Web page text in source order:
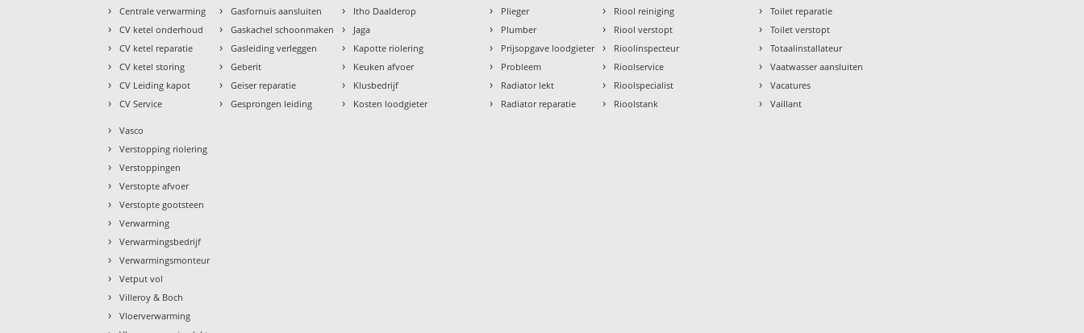
› Centrale verwarming
› CV ketel onderhoud
› CV ketel reparatie
› CV ketel storing
› CV Leiding kapot
› CV Service
› Gasfornuis aansluiten
› Gaskachel schoonmaken
› Gasleiding verleggen
› Geberit
› Geiser reparatie
› Gesprongen leiding
› Itho Daalderop
› Jaga
› Kapotte riolering
› Keuken afvoer
› Klusbedrijf
› Kosten loodgieter
› Plieger
› Plumber
› Prijsopgave loodgieter
› Probleem
› Radiator lekt
› Radiator reparatie
› Riool reiniging
› Riool verstopt
› Rioolinspecteur
› Rioolservice
› Rioolspecialist
› Rioolstank
› Toilet reparatie
› Toilet verstopt
› Totaalinstallateur
› Vaatwasser aansluiten
› Vacatures
› Vaillant
› Vasco
› Verstopping riolering
› Verstoppingen
› Verstopte afvoer
› Verstopte gootsteen
› Verwarming
› Verwarmingsbedrijf
› Verwarmingsmonteur
› Vetput vol
› Villeroy & Boch
› Vloerverwarming